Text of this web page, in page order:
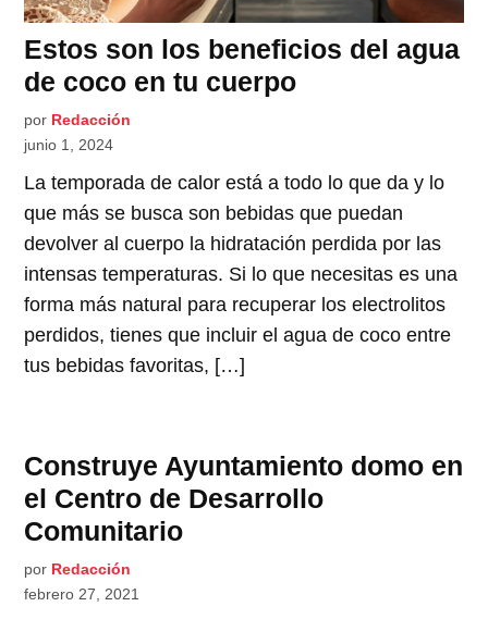
Estos son los beneficios del agua
de coco en tu cuerpo
por Redacción
junio 1, 2024
La temporada de calor está a todo lo que da y lo
que más se busca son bebidas que puedan
devolver al cuerpo la hidratación perdida por las
intensas temperaturas. Si lo que necesitas es una
forma más natural para recuperar los electrolitos
perdidos, tienes que incluir el agua de coco entre
tus bebidas favoritas, […]
Construye Ayuntamiento domo en
el Centro de Desarrollo
Comunitario
por Redacción
febrero 27, 2021